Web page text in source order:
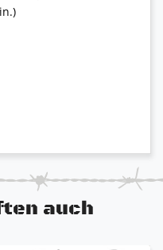
für schnelleren
benzinbeständig
auch